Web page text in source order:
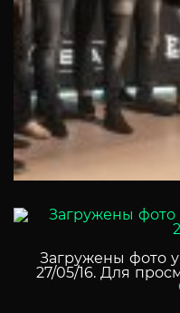
Загружены фото
27/05/16. Для